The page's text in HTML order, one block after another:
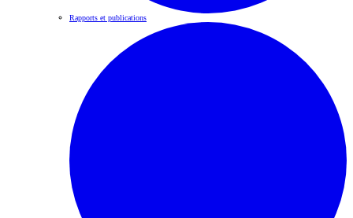
Rapports et publications